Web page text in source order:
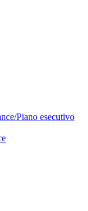
Piano esecutivo